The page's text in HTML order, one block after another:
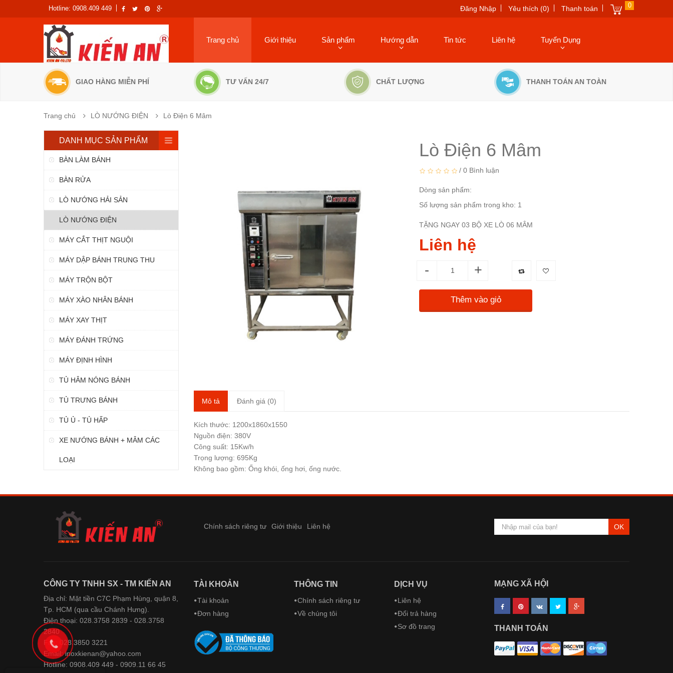
Hotline: 0908.409 449 Đăng Nhập Yêu thích (0) Thanh toán 0
Trang chủ Giới thiệu Sản phẩm Hướng dẫn Tin tức Liên hệ Tuyển Dụng
GIAO HÀNG MIỄN PHÍ TƯ VẤN 24/7 CHẤT LƯỢNG THANH TOÁN AN TOÀN
Trang chủ LÒ NƯỚNG ĐIỆN Lò Điện 6 Mâm
DANH MỤC SẢN PHẨM
BÀN LÀM BÁNH
BÀN RỬA
LÒ NƯỚNG HẢI SẢN
LÒ NƯỚNG ĐIỆN
MÁY CẮT THỊT NGUỘI
MÁY DẬP BÁNH TRUNG THU
MÁY TRỘN BỘT
MÁY XÀO NHÂN BÁNH
MÁY XAY THỊT
MÁY ĐÁNH TRỨNG
MÁY ĐỊNH HÌNH
TỦ HÂM NÓNG BÁNH
TỦ TRƯNG BÁNH
TỦ Ủ - TỦ HẤP
XE NƯỚNG BÁNH + MÂM CÁC
LOẠI
Lò Điện 6 Mâm
/ 0 Bình luận
Dòng sản phẩm:
Số lượng sản phẩm trong kho: 1
TẶNG NGAY 03 BỘ XE LÒ 06 MÂM
Liên hệ
- +
Thêm vào giỏ
Mô tả Đánh giá (0)
Kích thước: 1200x1860x1550
Nguồn điện: 380V
Công suất: 15Kw/h
Trọng lượng: 695Kg
Không bao gồm: Ống khói, ống hơi, ống nước.
Chính sách riêng tư Giới thiệu Liên hệ OK
CÔNG TY TNHH SX - TM KIẾN AN
Địa chỉ: Mặt tiền C7C Phạm Hùng, quận 8,
Tp. HCM (qua cầu Chánh Hưng).
Điện thoại: 028.3758 2839 - 028.3758
2840
Fax: 028.3850 3221
Email: inoxkienan@yahoo.com
Hotline: 0908.409 449 - 0909.11 66 45
TÀI KHOẢN
Tài khoản
Đơn hàng
THÔNG TIN
Chính sách riêng tư
Về chúng tôi
DỊCH VỤ
Liên hệ
Đổi trả hàng
Sơ đồ trang
MẠNG XÃ HỘI
THANH TOÁN